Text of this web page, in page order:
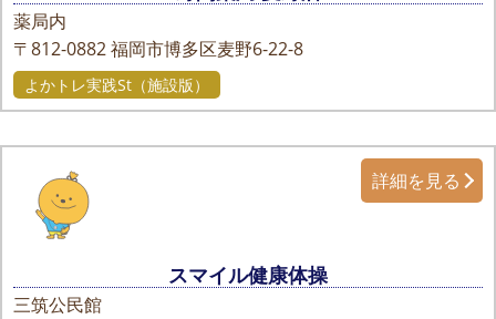
薬局内
〒812-0882福岡市博多区麦野6-22-8
よかトレ実践St（施設版）
スマイル健康体操
三筑公民館
詳細を見る